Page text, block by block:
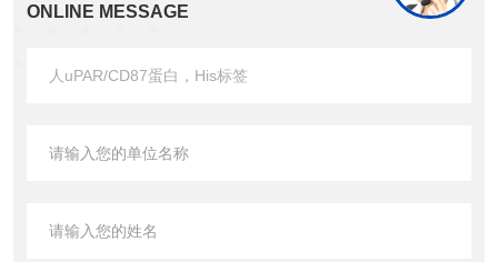
ONLINE MESSAGE